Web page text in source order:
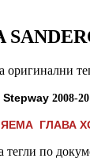
Stepway 2008-
ГЛАВА
тегли по